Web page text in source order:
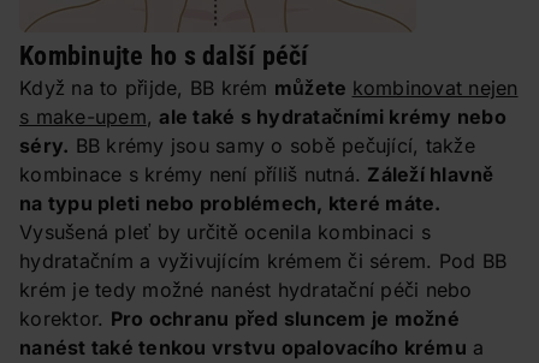
Kombinujte ho s další péčí
Když na to přijde, BB krém můžete kombinovat nejen
s make-upem,ale také s hydratačními krémy nebo
séry. BB krémy jsou samy o sobě pečující, takže
kombinace s krémy není příliš nutná. Záleží hlavně
na typu pleti nebo problémech, které máte.
Vysušená pleť by určitě ocenila kombinaci s
hydratačním a vyživujícím krémem či sérem. Pod BB
krém je tedy možné nanést hydratační péči nebo
korektor. Pro ochranu před sluncem je možné
nanést také tenkou vrstvu opalovacího krému a